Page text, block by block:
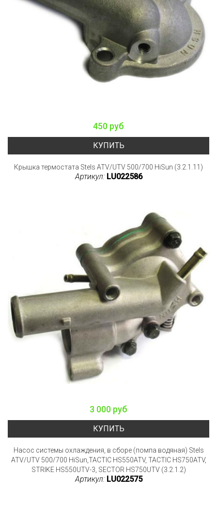
450 руб
КУПИТЬ
Крышка термостата Stels ATV/UTV 500/700 HiSun (3.2.1.11)
Артикул: LU022586
3 000 руб
КУПИТЬ
Насос системы охлаждения, в сборе (помпа водяная) Stels
ATV/UTV 500/700 HiSun,TACTIC HS550ATV, TACTIC HS750ATV,
STRIKE HS550UTV-3, SECTOR HS750UTV (3.2.1.2)
Артикул: LU022575